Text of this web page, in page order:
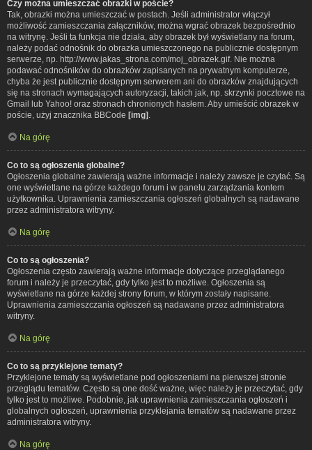
Czy można umieszczać obrazki w poście?
Tak, obrazki można umieszczać w postach. Jeśli administrator włączył
możliwość zamieszczania załączników, można wgrać obrazek bezpośrednio
na witrynę. Jeśli ta funkcja nie działa, aby obrazek był wyświetlany na forum,
należy podać odnośnik do obrazka umieszczonego na publicznie dostępnym
serwerze, np. http://www.jakas_strona.com/moj_obrazek.gif. Nie można
podawać odnośników do obrazków zapisanych na prywatnym komputerze,
chyba że jest publicznie dostępnym serwerem ani do obrazków znajdujących
się na stronach wymagających autoryzacji, takich jak, np. skrzynki pocztowe na
Gmail lub Yahoo! oraz stronach chronionych hasłem. Aby umieścić obrazek w
poście, użyj znacznika BBCode [img]
Na górę
Co to są ogłoszenia globalne?
Ogłoszenia globalne zawierają ważne informacje i należy zawsze je czytać. Są
one wyświetlane na górze każdego forum i w panelu zarządzania kontem
użytkownika. Uprawnienia zamieszczania ogłoszeń globalnych są nadawane
przez administratora witryny.
Na górę
Co to są ogłoszenia?
Ogłoszenia często zawierają ważne informacje dotyczące przeglądanego
forum i należy je przeczytać, gdy tylko jest to możliwe. Ogłoszenia są
wyświetlane na górze każdej strony forum, w którym zostały napisane.
Uprawnienia zamieszczania ogłoszeń są nadawane przez administratora
witryny.
Na górę
Co to są przyklejone tematy?
Przyklejone tematy są wyświetlane pod ogłoszeniami na pierwszej stronie
przeglądu tematów. Często są one dość ważne, więc należy je przeczytać, gdy
tylko jest to możliwe. Podobnie, jak uprawnienia zamieszczania ogłoszeń i
globalnych ogłoszeń, uprawnienia przyklejania tematów są nadawane przez
administratora witryny.
Na górę